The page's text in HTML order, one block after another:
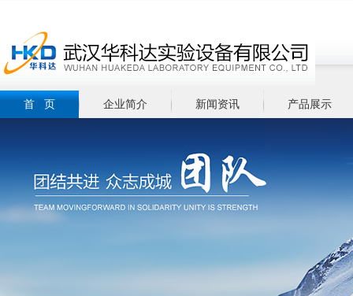
首 页 企业简介 新闻资讯 产品展示